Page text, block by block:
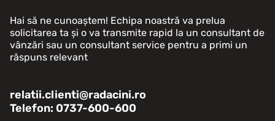
Hai să ne cunoaștem! Echipa noastră va prelua
solicitarea ta și o va transmite rapid la un consultant de
vânzări sau un consultant service pentru a primi un
răspuns relevant
relatii.clienti@radacini.ro
Telefon: 0737-600-600